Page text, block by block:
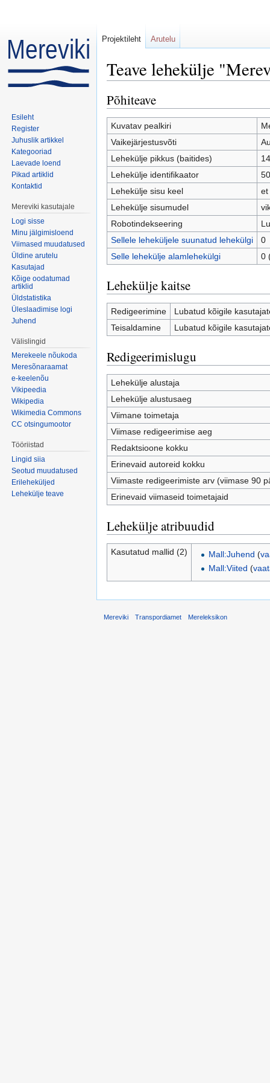
Teave lehekülje
Põhiteave
Kuvatav pealkiri
Vaikejärjestusvõti
Lehekülje pikkus (baitides)
Lehekülje identifikaator
50
Lehekülje sisu keel
et
Lehekülje sisumudel
Robotindekseering
Sellele leheküljele suunatud lehekülgi
0
Selle lehekülje alamlehekülgi
0
Lehekülje kaitse
Redigeerimine
Lubatud kõigile
Teisaldamine
Lubatud kõigile
Redigeerimislugu
Lehekülje alustaja
Lehekülje alustusaeg
Viimane toimetaja
Viimase redigeerimise aeg
Redaktsioone kokku
Erinevaid autoreid kokku
Viimaste redigeerimiste arv (viimase 90
Erinevaid viimaseid toimetajaid
Lehekülje atribuudid
Kasutatud mallid (2) Mall:Juhend (
Mall:Viited (
Projektileht Arutelu
Esileht
Register
Juhuslik artikkel
Kategooriad
Laevade loend
Pikad artiklid
Kontaktid
Mereviki kasutajale
Logi sisse
Minu jälgimisloend
Viimased muudatused
Üldine arutelu
Kasutajad
Kõige oodatumad
artiklid
Üldstatistika
Üleslaadimise logi
Juhend
Välislingid
Merekeele nõukoda
Meresõnaraamat
e-keelenõu
Vikipeedia
Wikipedia
Wikimedia Commons
CC otsingumootor
Tööriistad
Lingid siia
Seotud muudatused
Erileheküljed
Lehekülje teave
Mereviki Transpordiamet Mereleksikon